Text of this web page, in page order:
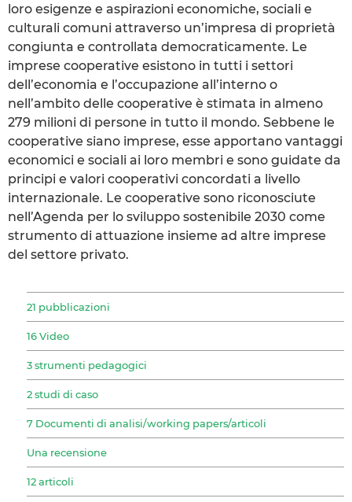
loro esigenze e aspirazioni economiche, sociali e
culturali comuni attraverso un’impresa di proprietà
congiunta e controllata democraticamente. Le
imprese cooperative esistono in tutti i settori
dell’economia e l’occupazione all’interno o
nell’ambito delle cooperative è stimata in almeno
279 milioni di persone in tutto il mondo. Sebbene le
cooperative siano imprese, esse apportano vantaggi
economici e sociali ai loro membri e sono guidate da
principi e valori cooperativi concordati a livello
internazionale. Le cooperative sono riconosciute
nell’Agenda per lo sviluppo sostenibile 2030 come
strumento di attuazione insieme ad altre imprese
del settore privato.
21 pubblicazioni
16 Video
3 strumenti pedagogici
2 studi di caso
7 Documenti di analisi/working papers/articoli
Una recensione
12 articoli